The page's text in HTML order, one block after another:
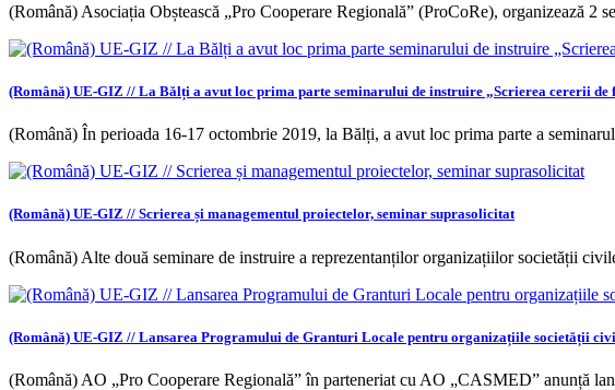
(Română) Asociația Obștească „Pro Cooperare Regională” (ProCoRe), organizează
(Română) UE-GIZ // La Bălți a avut loc prima parte seminarului de instruire „Scrierea cererii de
(Română) În perioada 16-17 octombrie 2019, la Bălți, a avut loc prima parte a
(Română) UE-GIZ // Scrierea și managementul proiectelor, seminar suprasolicitat
(Română) Alte două seminare de instruire a reprezentanților organizațiilor societății
(Română) UE-GIZ // Lansarea Programului de Granturi Locale pentru organizațiile societății
(Română) AO „Pro Cooperare Regională” în parteneriat cu AO „CASMED” anunță